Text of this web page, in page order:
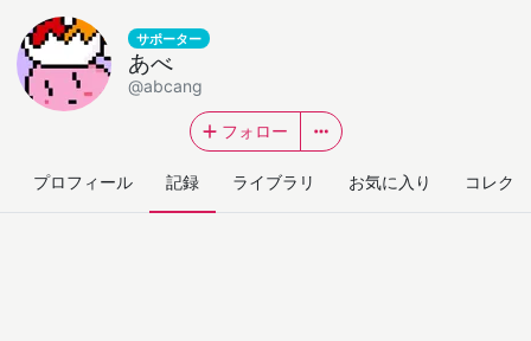
サポーター
あべ
@abcang
フォロー
プロフィール 記録 ライブラリ お気に入り コレク